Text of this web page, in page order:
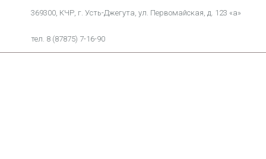
369300, КЧР, г. Усть-Джегута, ул. Первомайская, д. 123 «а»
тел. 8 (87875) 7-16-90